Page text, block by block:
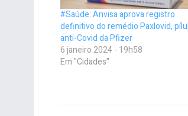
#Saúde: Anvisa aprova registro
definitivo do remédio Paxlovid,
anti-Covid da Pfizer
6 janeiro 2024 - 19h58
Em "Cidades"